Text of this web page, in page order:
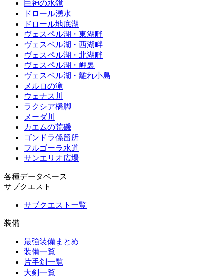
巨神の水鏡
ドロール湧水
ドロール地底湖
ヴェスペル湖・東湖畔
ヴェスペル湖・西湖畔
ヴェスペル湖・北湖畔
ヴェスペル湖・岬裏
ヴェスペル湖・離れ小島
メルロの滝
ウェナス川
ラクシア橋脚
メーダ川
カエムの荒磯
ゴンドラ係留所
フルゴーラ水道
サンエリオ広場
各種データベース
サブクエスト
サブクエスト一覧
装備
最強装備まとめ
装備一覧
片手剣一覧
大剣一覧